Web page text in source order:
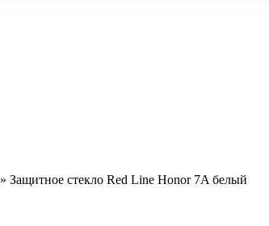
» Защитное стекло Red Line Honor 7A белый